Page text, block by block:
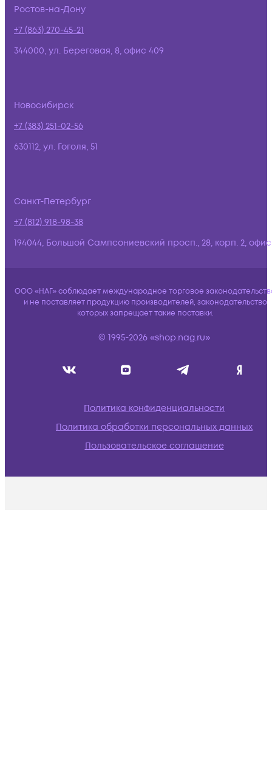
Ростов-на-Дону
+7 (863) 270-45-21
344000, ул. Береговая, 8, офис 409
Новосибирск
+7 (383) 251-02-56
630112, ул. Гоголя, 51
Санкт-Петербург
+7 (812) 918-98-38
194044, Большой Сампсониевский просп., 28, корп. 2,
ООО «НАГ» соблюдает международное торговое
и не поставляет продукцию производителей, законодательство
которых запрещает такие поставки.
© 1995-2026 «shop.nag.ru»
Политика конфиденциальности
Политика обработки персональных данных
Пользовательское соглашение